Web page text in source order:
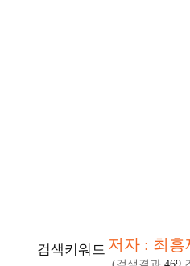
검색키워드 저자 : 최흥